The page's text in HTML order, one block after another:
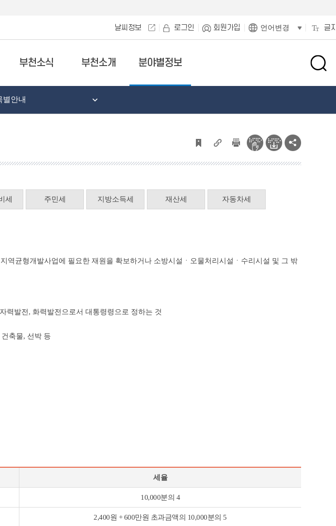
날씨정보 로그인 회원가입 언어변경 글
부천소식 부천소개 분야별정보
검
창
별안내
세 주민세 지방소득세 재산세 자동차세
역균형개발사업에 필요한 재원을 확보하거나 소방시설ㆍ오물처리시설ㆍ수리시설 및 그 밖
력발전, 화력발전으로서 대통령령으로 정하는 것
축물, 선박 등
세율
10,000분의 4
2,400원 + 600만원 초과금액의 10,000분의 5